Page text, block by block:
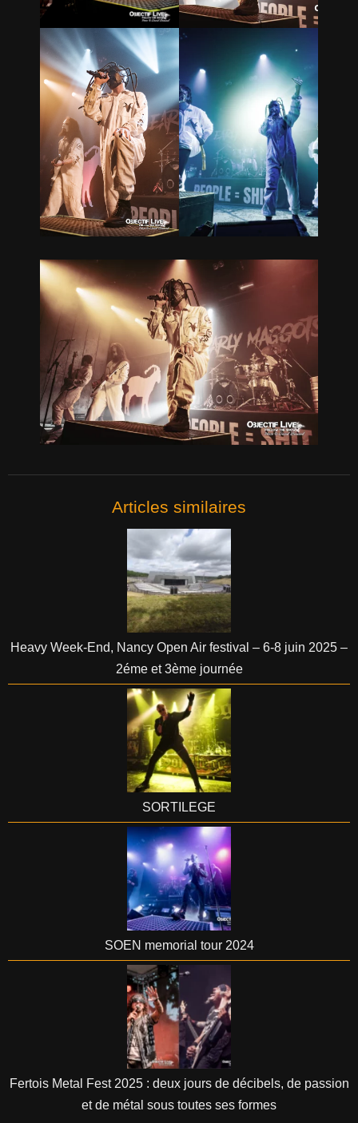
Articles similaires
Heavy Week-End, Nancy Open Air festival – 6-8 juin 2025 –
2éme et 3ème journée
SORTILEGE
SOEN memorial tour 2024
Fertois Metal Fest 2025 : deux jours de décibels, de passion
et de métal sous toutes ses formes